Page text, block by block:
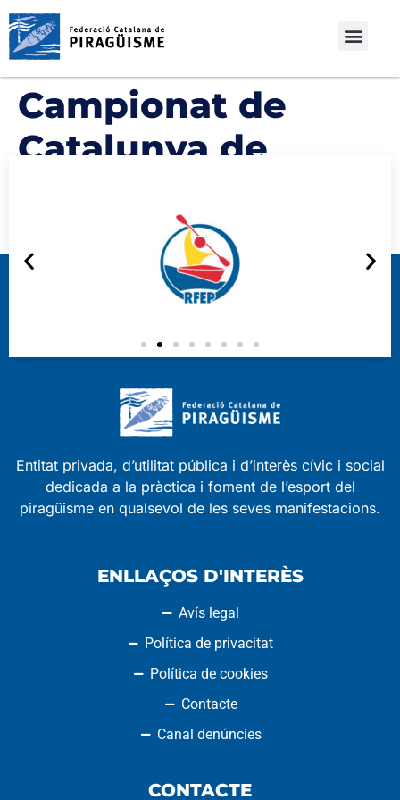
Campionat de
Catalunya de
Entitat privada, d’utilitat pública i d’interès cívic i social
dedicada a la pràctica i foment de l’esport del
piragüisme en qualsevol de les seves manifestacions.
ENLLAÇOS D'INTERÈS
Avís legal
Política de privacitat
Política de cookies
Contacte
Canal denúncies
CONTACTE